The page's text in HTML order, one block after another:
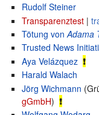
Rudolf Steiner
Transparenztest |
Tötung vonAdama
Trusted News
Aya Velázquez‎‎ ❗
Harald Walach
Jörg Wichmann
gGmbH) ❗